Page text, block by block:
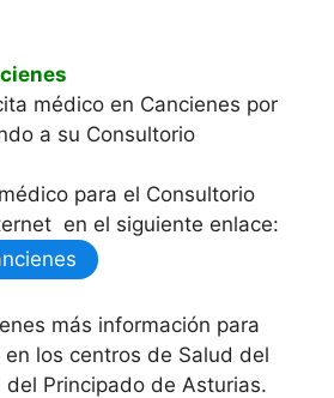
médico en Cancienes por
a su Consultorio
para el Consultorio
en el siguiente enlace:
más información para
los centros de Salud del
del Principado de Asturias.